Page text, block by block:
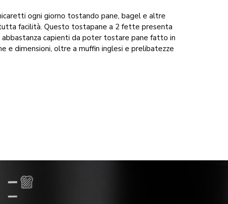
ogni giorno tostando pane, bagel e altre
facilità. Questo tostapane a 2 fette presenta
abbastanza capienti da poter tostare pane fatto in
e dimensioni, oltre a muffin inglesi e prelibatezze